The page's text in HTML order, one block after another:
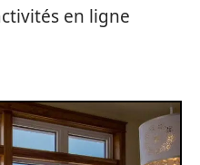
en ligne